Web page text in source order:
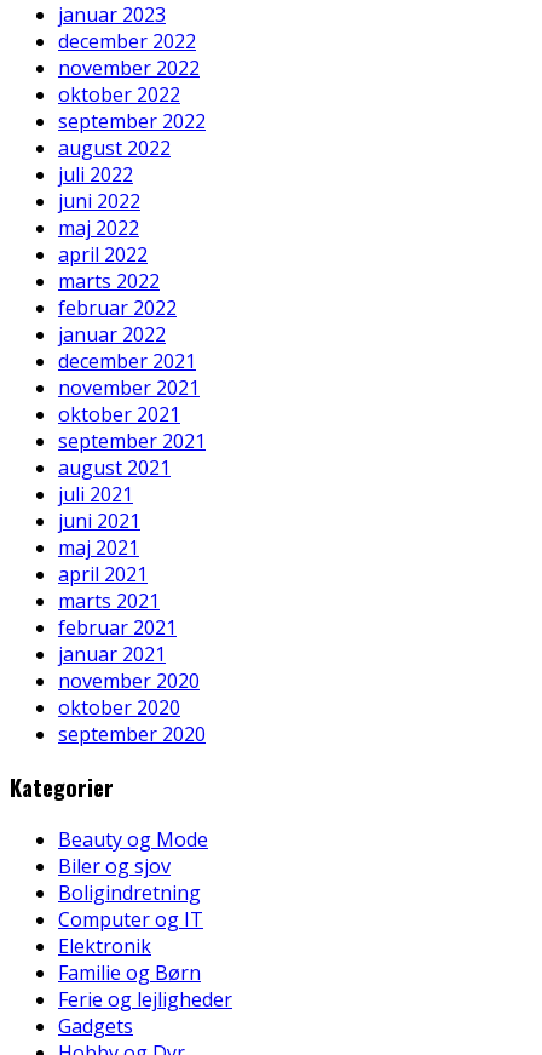
januar 2023
december 2022
november 2022
oktober 2022
september 2022
august 2022
juli 2022
juni 2022
maj 2022
april 2022
marts 2022
februar 2022
januar 2022
december 2021
november 2021
oktober 2021
september 2021
august 2021
juli 2021
juni 2021
maj 2021
april 2021
marts 2021
februar 2021
januar 2021
november 2020
oktober 2020
september 2020
Kategorier
Beauty og Mode
Biler og sjov
Boligindretning
Computer og IT
Elektronik
Familie og Børn
Ferie og lejligheder
Gadgets